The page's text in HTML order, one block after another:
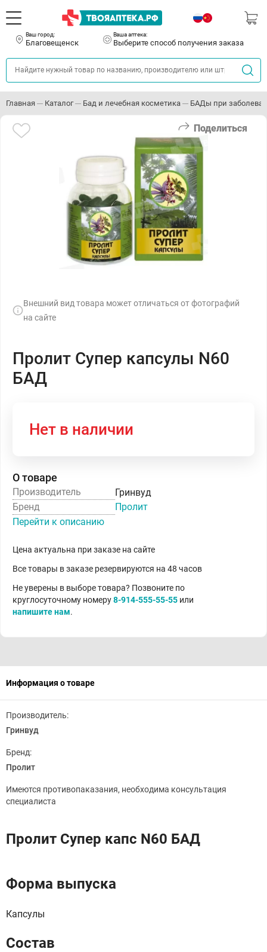
Ваш город:
Благовещенск
Ваша аптека:
Выберите способ получения заказа
Главная Каталог Бад и лечебная косметика БАДы при
Поделиться
Внешний вид товара может отличаться от фотографий
на сайте
Пролит Супер капсулы N60
БАД
Нет в наличии
О товаре
Производитель
Гринвуд
Бренд
Пролит
Перейти к описанию
Цена актуальна при заказе на сайте
Все товары в заказе резервируются на 48 часов
Не уверены в выборе товара? Позвоните по
круглосуточному номеру8-914-555-55-55 или
напишите нам.
Информация о товаре
Производитель:
Гринвуд
Бренд:
Пролит
Имеются противопаказания, необходима консультация
специалиста
Пролит Супер капс N60 БАД
Форма выпуска
Капсулы
Состав